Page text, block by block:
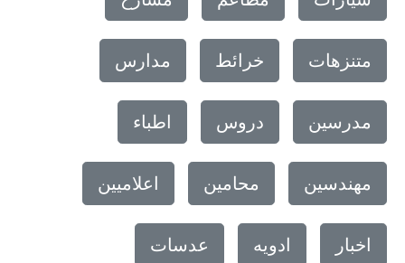
متنزهات خرائط مدارس
مدرسين دروس اطباء
مهندسين محامين اعلاميين
اخبار ادويه عدسات